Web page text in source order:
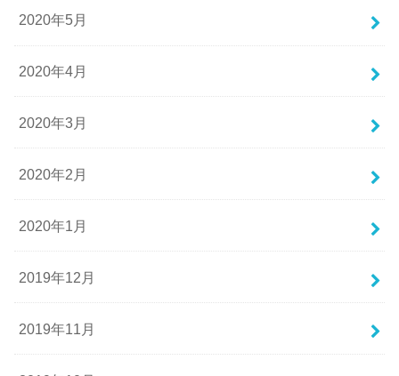
2020年5月
2020年4月
2020年3月
2020年2月
2020年1月
2019年12月
2019年11月